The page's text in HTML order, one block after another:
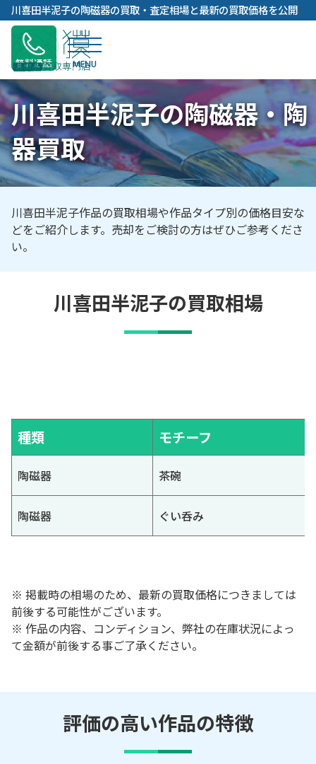
内
容
キ
プ
川喜田半泥子の陶磁器の買取・査定相場と最新の買取価格を公開
無料通話
川喜田半泥子の陶磁器・陶
器買取
川喜田半泥子作品の買取相場や作品タイプ別の価格目安な
どをご紹介します。売却をご検討の方はぜひご参考くださ
い。
川喜田半泥子の買取相場
種類 モチーフ
陶磁器 茶碗
陶磁器 ぐい呑み
※ 掲載時の相場のため、最新の買取価格につきましては
前後する可能性がございます。
※ 作品の内容、コンディション、弊社の在庫状況によっ
て金額が前後する事ご了承ください。
評価の高い作品の特徴